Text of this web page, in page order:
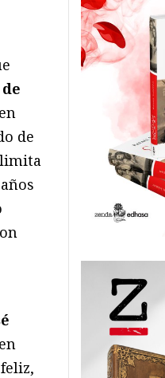
de
de
limita